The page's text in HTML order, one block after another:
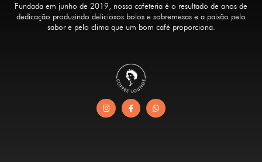
Fundada em junho de 2019, nossa cafeteria é o resultado de anos de
dedicação produzindo deliciosos bolos e sobremesas e a paixão pelo
sabor e pelo clima que um bom café proporciona.